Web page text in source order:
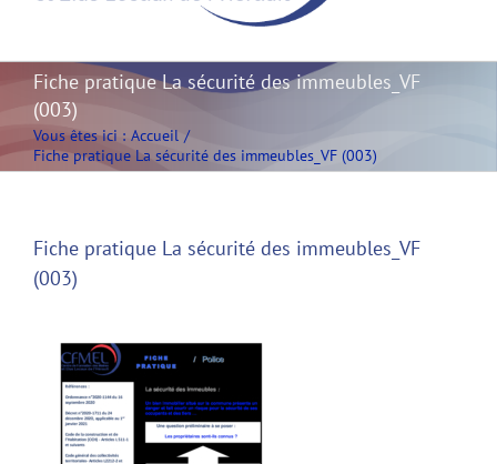
Fiche pratique La sécurité des immeubles_VF
(003)
Vous êtes ici : Accueil
Fiche pratique La sécurité des immeubles_VF (003)
Fiche pratique La sécurité des immeubles_VF
(003)